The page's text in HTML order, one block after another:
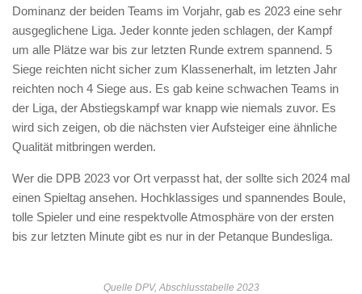
Dominanz der beiden Teams im Vorjahr, gab es 2023 eine sehr
ausgeglichene Liga. Jeder konnte jeden schlagen, der Kampf
um alle Plätze war bis zur letzten Runde extrem spannend. 5
Siege reichten nicht sicher zum Klassenerhalt, im letzten Jahr
reichten noch 4 Siege aus. Es gab keine schwachen Teams in
der Liga, der Abstiegskampf war knapp wie niemals zuvor. Es
wird sich zeigen, ob die nächsten vier Aufsteiger eine ähnliche
Qualität mitbringen werden.
Wer die DPB 2023 vor Ort verpasst hat, der sollte sich 2024 mal
einen Spieltag ansehen. Hochklassiges und spannendes Boule,
tolle Spieler und eine respektvolle Atmosphäre von der ersten
bis zur letzten Minute gibt es nur in der Petanque Bundesliga.
Quelle DPV, Abschlusstabelle 2023